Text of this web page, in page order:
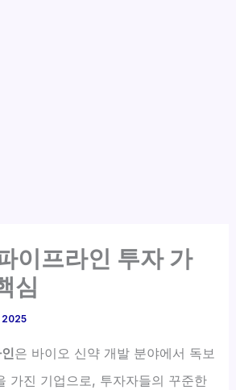
이프라인 투자 가
심
2025
은 바이오 신약 개발 분야에서 독보
가진 기업으로, 투자자들의 꾸준한